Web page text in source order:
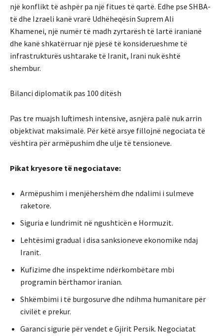
një konflikt të ashpër pa një fitues të qartë. Edhe pse SHBA-
të dhe Izraeli kanë vrarë Udhëheqësin Suprem Ali
Khamenei, një numër të madh zyrtarësh të lartë iranianë
dhe kanë shkatërruar një pjesë të konsiderueshme të
infrastrukturës ushtarake të Iranit, Irani nuk është
shembur.
Bilanci diplomatik pas 100 ditësh
Pas tre muajsh luftimesh intensive, asnjëra palë nuk arrin
objektivat maksimalë. Për këtë arsye fillojnë negociata të
vështira për armëpushim dhe ulje të tensioneve.
Pikat kryesore të negociatave:
Armëpushim i menjëhershëm dhe ndalimi i sulmeve
raketore.
Siguria e lundrimit në ngushticën e Hormuzit.
Lehtësimi gradual i disa sanksioneve ekonomike ndaj
Iranit.
Kufizime dhe inspektime ndërkombëtare mbi
programin bërthamor iranian.
Shkëmbimi i të burgosurve dhe ndihma humanitare për
civilët e prekur.
Garanci sigurie për vendet e Gjirit Persik. Negociatat